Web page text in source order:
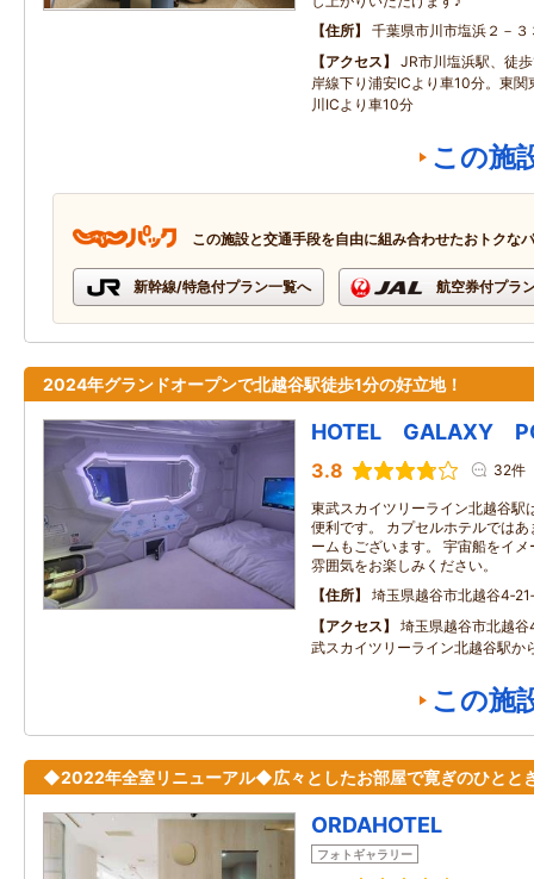
住所
千葉県市川市塩浜２－３
アクセス
JR市川塩浜駅、徒
岸線下り浦安ICより車10分。東関
川ICより車10分
この施
この施設と交通手段を自由に組み合わせたおトクな
新幹線/特急付プラン一覧へ 航空券付プラ
2024年グランドオープンで北越谷駅徒歩1分の好立地！
HOTEL GALAXY
3.8 32件
東武スカイツリーライン北越谷駅
便利です。 カプセルホテルでは
ームもございます。 宇宙船をイ
雰囲気をお楽しみください。
住所
埼玉県越谷市北越谷
アクセス
埼玉県越谷市北
武スカイツリーライン北越谷駅か
この施
◆2022年全室リニューアル◆広々としたお部屋で寛ぎのひとと
ORDAHOTEL
フォトギャラリー